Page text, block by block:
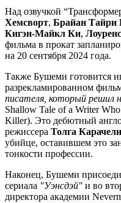
Над озвучкой
Хемсворт, Брайан Тайри
Кигэн-Майкл Ки,
фильма в прокат
на 20 сентября 2024 года.
Также Бушеми готовится
разрекламированном
писателя, который решил
Shallow Tale of a Writer
Killer). Это дебютный
режиссера Толга
убийце, оставившем это
тонкости профессии.
Наконец, Бушеми
сериала "Уэнсдэй" и во
директора академии